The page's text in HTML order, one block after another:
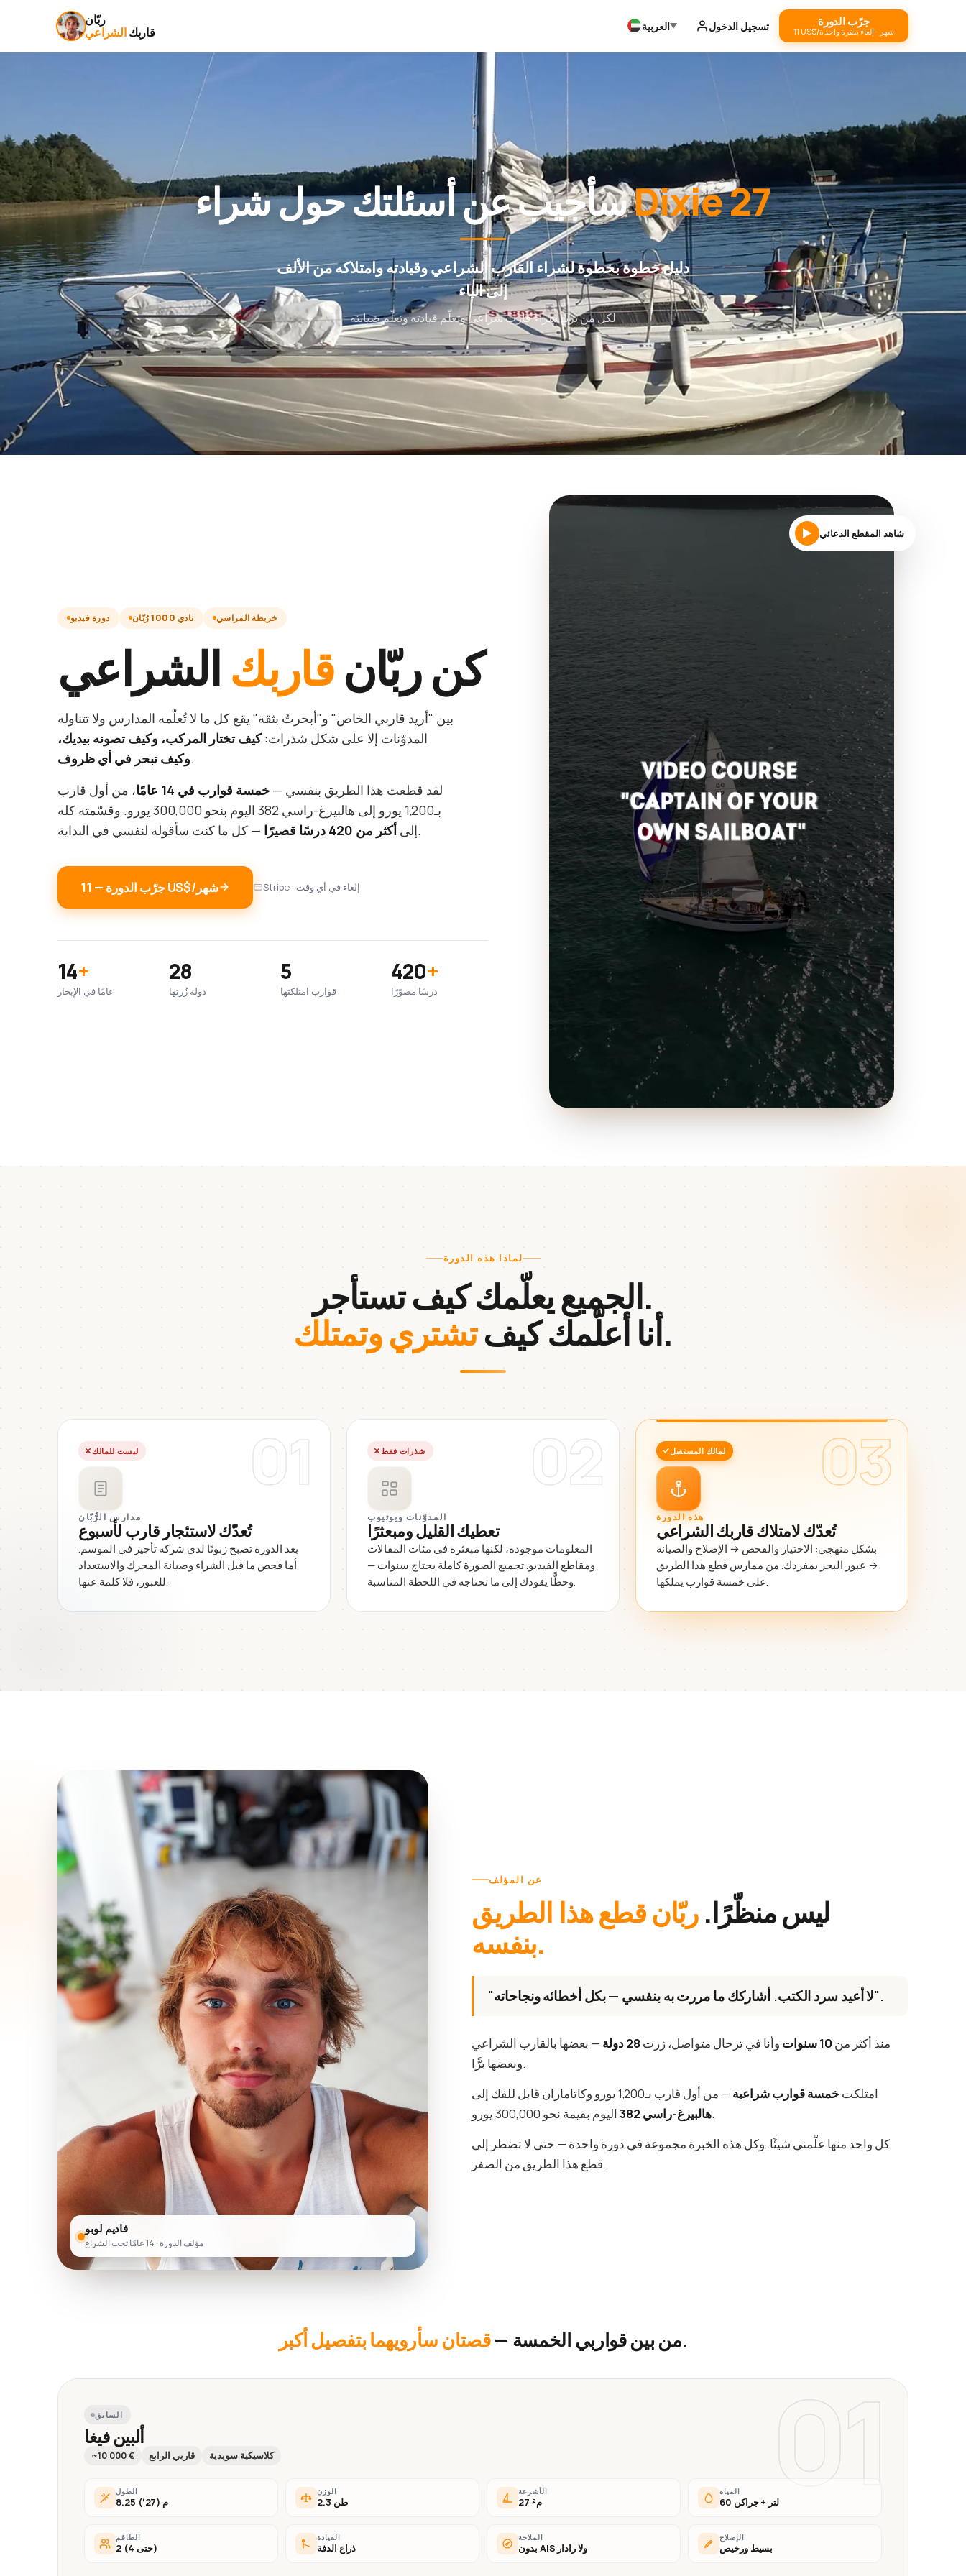
ربّان
قاربكالشراعي العربية تسجيل الدخول جرّب الدورة
‏11 US$/شهر · إلغاء بنقرة واحدة
سأجيب عن أسئلتك حول شراءDixie 27
دليل خطوة بخطوة لشراء القارب الشراعي وقيادته وامتلاكه من الألف
إلى الياء
لكل من يريد شراء قارب شراعي وتعلّم قيادته وتعلّم صيانته
دورة فيديو نادي 1000 رُبّان خريطة المراسي
كن ربّانقاربكالشراعي
بين "أريد قاربي الخاص" و"أبحرتُ بثقة" يقع كل ما لا تُعلّمه المدارس ولا تتناوله
المدوّنات إلا على شكل شذرات:كيف تختار المركب، وكيف تصونه بيديك،
وكيف تبحر في أي ظروف.
لقد قطعت هذا الطريق بنفسي — خمسة قوارب في 14 عامًا
، من أول قارب
بـ1,200 يورو إلى هالبيرغ-راسي 382 اليوم بنحو 300,000 يورو. وقسّمته كله
إلى أكثر من 420 درسًا قصيرًا — كل ما كنت سأقوله لنفسي في البداية.
جرّب الدورة — ‏11 US$/شهر Stripe · إلغاء في أي وقت
14+
عامًا في الإبحار
28
دولة زُرتها
5
قوارب امتلكتها
420+
درسًا مصوّرًا
شاهد المقطع الدعائي
لماذا هذه الدورة
الجميع يعلّمك كيف تستأجر.
أنا أعلّمك كيفتشتري وتمتلك .
01 ليست للمالك
مدارس الرُّبّان
تُعدّك لاستئجار قارب لأسبوع
بعد الدورة تصبح زبونًا لدى شركة تأجير في الموسم.
أما فحص ما قبل الشراء وصيانة المحرك والاستعداد
للعبور، فلا كلمة عنها.
02 شذرات فقط
المدوّنات ويوتيوب
تعطيك القليل ومبعثرًا
المعلومات موجودة، لكنها مبعثرة في مئات المقالات
ومقاطع الفيديو. تجميع الصورة كاملة يحتاج سنوات —
وحظًّا يقودك إلى ما تحتاجه في اللحظة المناسبة.
03 لمالك المستقبل
هذه الدورة
تُعدّك لامتلاك قاربك الشراعي
بشكل منهجي: الاختيار والفحص → الإصلاح والصيانة
→ عبور البحر بمفردك. من ممارس قطع هذا الطريق
على خمسة قوارب يملكها.
فاديم لوبو
مؤلف الدورة · 14 عامًا تحت الشراع
عن المؤلف
ليس منظّرًا.ربّان قطع هذا الطريق
بنفسه.
"لا أعيد سرد الكتب. أشاركك ما مررت به بنفسي — بكل أخطائه ونجاحاته".
منذ أكثر من 10 سنوات وأنا في ترحال متواصل، زرت 28 دولة
— بعضها بالقارب الشراعي
وبعضها برًّا.
امتلكت خمسة قوارب شراعية — من أول قارب بـ1,200 يورو وكاتاماران قابل للفك إلى
هالبيرغ-راسي 382اليوم بقيمة نحو 300,000 يورو.
كل واحد منها علّمني شيئًا. وكل هذه الخبرة مجموعة في دورة واحدة — حتى لا تضطر إلى
قطع هذا الطريق من الصفر.
من بين قواربي الخمسة —قصتان سأرويهما بتفصيل أكبر .
01 السابق
ألبين فيغا
~10 000 € قاربي الرابع كلاسيكية سويدية
الطول
8.25 م (27′)
الوزن
2.3 طن
الأشرعة
27 م²
المياه
60 لتر + جراكن
الطاقم
2 (حتى 4)
القيادة
ذراع الدفة
الملاحة
بدون AIS ولا رادار
الإصلاح
بسيط ورخيص